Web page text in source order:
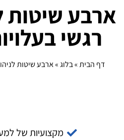
ארבע שיטות
רגשי
דף הבית»בלוג»ארבע שיטות
מקצועיות של למעלה